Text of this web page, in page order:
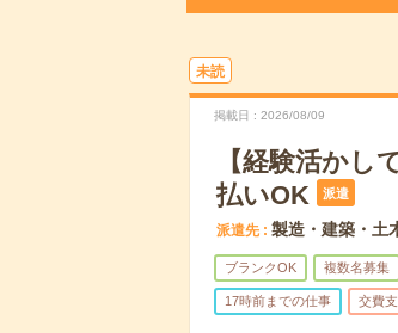
未読
掲載日 2026/08/09
【経験活かし
払いOK
派遣
派遣先 製造・建築・土
ブランクOK 複数名募集
17時前までの仕事 交費